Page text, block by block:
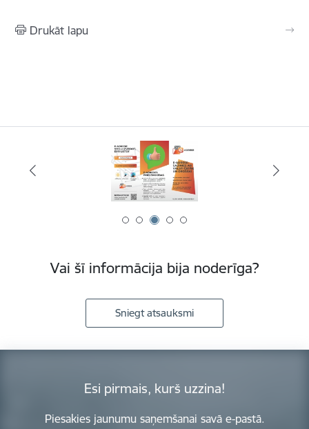
Drukāt lapu
Vai šī informācija bija noderīga?
Sniegt atsauksmi
Esi pirmais, kurš uzzina!
Piesakies jaunumu saņemšanai savā e-pastā.